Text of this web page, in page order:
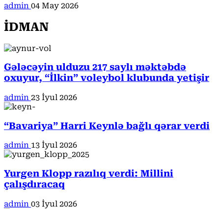
admin 04 May 2026
İDMAN
Gələcəyin ulduzu 217 saylı məktəbdə
oxuyur, “İlkin” voleybol klubunda yetişir
admin 23 İyul 2026
“Bavariya” Harri Keynlə bağlı qərar verdi
admin 13 İyul 2026
Yurgen Klopp razılıq verdi: Millini
çalışdıracaq
admin 03 İyul 2026